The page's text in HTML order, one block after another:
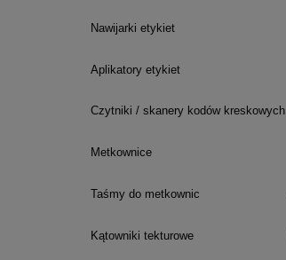
Nawijarki etykiet
Aplikatory etykiet
Czytniki / skanery kodów kreskowych
Metkownice
Taśmy do metkownic
Kątowniki tekturowe